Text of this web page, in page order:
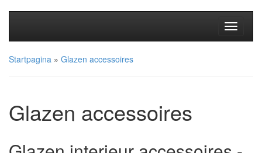
Startpagina » Glazen accessoires
Glazen accessoires